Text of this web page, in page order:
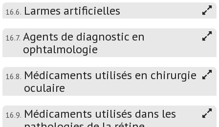
16.6. Larmes artificielles
16.7. Agents de diagnostic en
ophtalmologie
16.8. Médicaments utilisés en chirurgie
oculaire
16.9. Médicaments utilisés dans les